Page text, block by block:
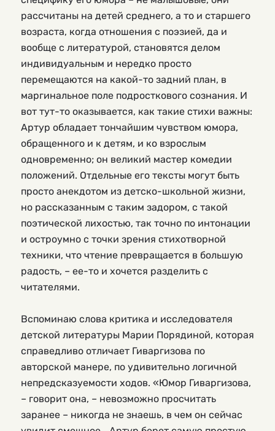
рассчитаны на детей среднего, а то и старшего
возраста, когда отношения с поэзией, да и
вообще с литературой, становятся делом
индивидуальным и нередко просто
перемещаются на какой-то задний план, в
маргинальное поле подросткового сознания. И
вот тут-то оказывается, как такие стихи важны:
Артур обладает тончайшим чувством юмора,
обращенного и к детям, и ко взрослым
одновременно; он великий мастер комедии
положений. Отдельные его тексты могут быть
просто анекдотом из детско-школьной жизни,
но рассказанным с таким задором, с такой
поэтической лихостью, так точно по интонации
и остроумно с точки зрения стихотворной
техники, что чтение превращается в большую
радость, – ее-то и хочется разделить с
читателями.
Вспоминаю слова критика и исследователя
детской литературы Марии Порядиной, которая
справедливо отличает Гиваргизова по
авторской манере, по удивительно логичной
непредсказуемости ходов. «Юмор Гиваргизова,
– говорит она, – невозможно просчитать
заранее – никогда не знаешь, в чем он сейчас